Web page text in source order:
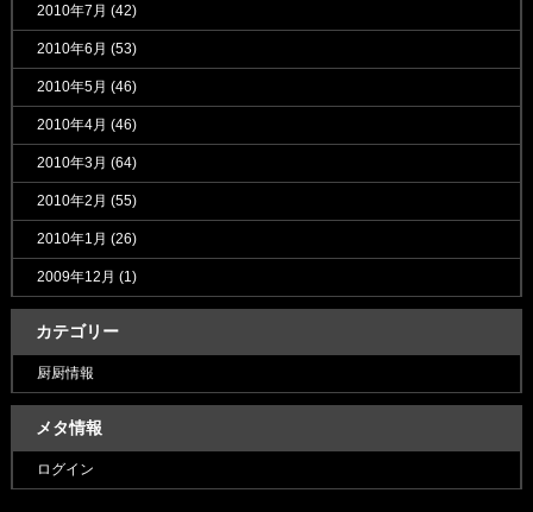
2010年7月 (42)
2010年6月 (53)
2010年5月 (46)
2010年4月 (46)
2010年3月 (64)
2010年2月 (55)
2010年1月 (26)
2009年12月 (1)
カテゴリー
厨厨情報
メタ情報
ログイン